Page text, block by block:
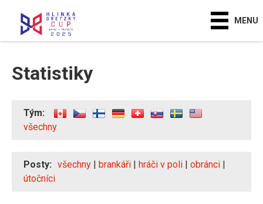
MENU
Statistiky
Tým:
všechny
Posty: všechny | brankáři | hráči v poli | obránci |
útočníci